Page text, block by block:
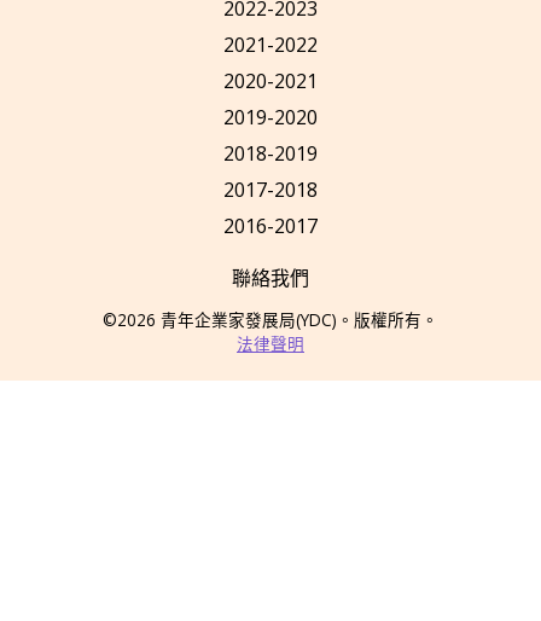
2022-2023
2021-2022
2020-2021
2019-2020
2018-2019
2017-2018
2016-2017
聯絡我們
©2026 青年企業家發展局(YDC) 。版權所有。
法律聲明